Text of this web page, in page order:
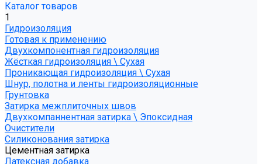
Каталог товаров
1
Гидроизоляция
Готовая к применению
Двухкомпонентная гидроизоляция
Жёсткая гидроизоляция \ Сухая
Проникающая гидроизоляция \ Сухая
Шнур, полотна и ленты гидроизоляционные
Грунтовка
Затирка межплиточных швов
Двухкомпаннентная затирка \ Эпоксидная
Очистители
Силиконования затирка
Цементная затирка
Латексная добавка